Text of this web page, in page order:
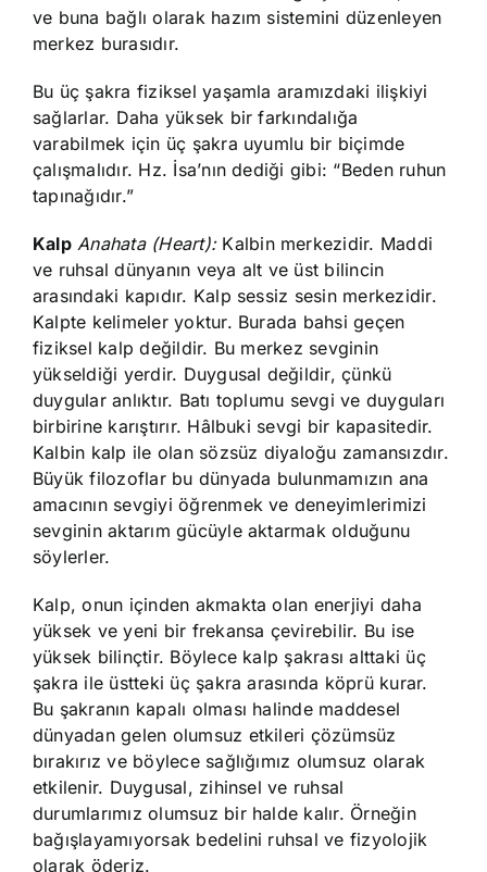
ve buna bağlı olarak hazım sistemini düzenleyen
merkez burasıdır.
Bu üç şakra fiziksel yaşamla aramızdaki ilişkiyi
sağlarlar. Daha yüksek bir farkındalığa
varabilmek için üç şakra uyumlu bir biçimde
çalışmalıdır. Hz. İsa’nın dediği gibi: “Beden ruhun
tapınağıdır.”
Kalp Anahata (Heart):Kalbin merkezidir. Maddi
ve ruhsal dünyanın veya alt ve üst bilincin
arasındaki kapıdır. Kalp sessiz sesin merkezidir.
Kalpte kelimeler yoktur. Burada bahsi geçen
fiziksel kalp değildir. Bu merkez sevginin
yükseldiği yerdir. Duygusal değildir, çünkü
duygular anlıktır. Batı toplumu sevgi ve duyguları
birbirine karıştırır. Hâlbuki sevgi bir kapasitedir.
Kalbin kalp ile olan sözsüz diyaloğu zamansızdır.
Büyük filozoflar bu dünyada bulunmamızın ana
amacının sevgiyi öğrenmek ve deneyimlerimizi
sevginin aktarım gücüyle aktarmak olduğunu
söylerler.
Kalp, onun içinden akmakta olan enerjiyi daha
yüksek ve yeni bir frekansa çevirebilir. Bu ise
yüksek bilinçtir. Böylece kalp şakrası alttaki üç
şakra ile üstteki üç şakra arasında köprü kurar.
Bu şakranın kapalı olması halinde maddesel
dünyadan gelen olumsuz etkileri çözümsüz
bırakırız ve böylece sağlığımız olumsuz olarak
etkilenir. Duygusal, zihinsel ve ruhsal
durumlarımız olumsuz bir halde kalır. Örneğin
bağışlayamıyorsak bedelini ruhsal ve fizyolojik
olarak öderiz.